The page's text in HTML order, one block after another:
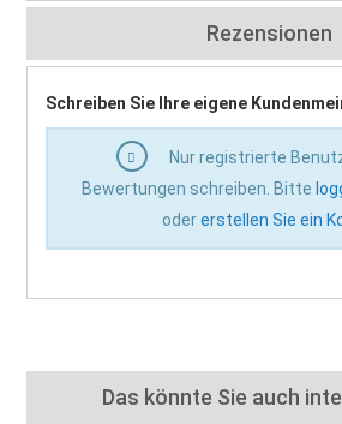
Rezensionen
Schreiben Sie Ihre eigene
Nur registrierte
Bewertungen schreiben. Bitte
odererstellen Sie ein
Das könnte Sie auch